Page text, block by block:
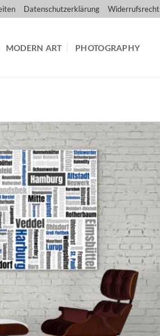
Datenschutzerklärung Widerrufsrecht
MODERN ART PHOTOGRAPHY